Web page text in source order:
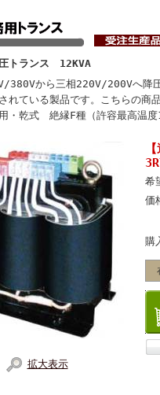
トランス 12KVA
380Vから三相220V/200Vへ降圧
れている製品です。こちらの商
・乾式 絶縁F種（許容最高温度
拡大表示
希
価
購